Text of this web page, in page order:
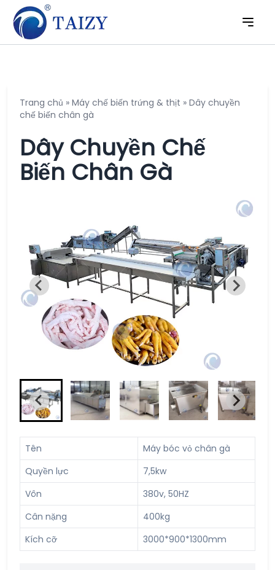
Trang chủ » Máy chế biến trứng & thịt » Dây chuyền
chế biến chân gà
Dây Chuyền Chế
Biến Chân Gà
Tên
Máy bóc vỏ chân gà
Quyền lực
7,5kw
Vôn
380v, 50HZ
Cân nặng
400kg
Kích cỡ
3000*900*1300mm